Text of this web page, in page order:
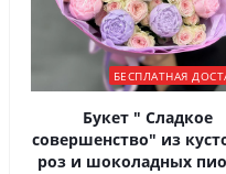
БЕСПЛАТНАЯ
Букет " Сладкое
совершенство" из
роз и шоколадных